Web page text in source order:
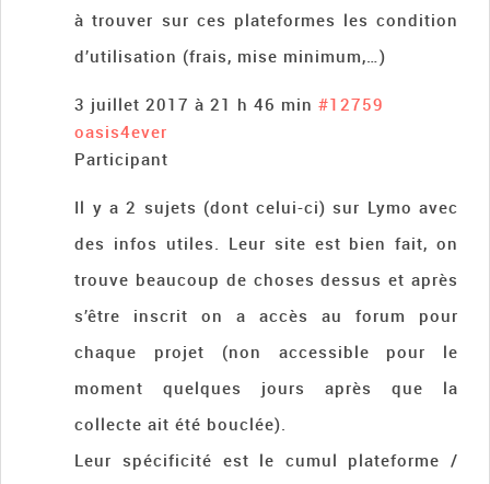
à trouver sur ces plateformes les condition
d’utilisation (frais, mise minimum,…)
3 juillet 2017 à 21 h 46 min #12759
oasis4ever
Participant
Il y a 2 sujets (dont celui-ci) sur Lymo avec
des infos utiles. Leur site est bien fait, on
trouve beaucoup de choses dessus et après
s’être inscrit on a accès au forum pour
chaque projet (non accessible pour le
moment quelques jours après que la
collecte ait été bouclée).
Leur spécificité est le cumul plateforme /